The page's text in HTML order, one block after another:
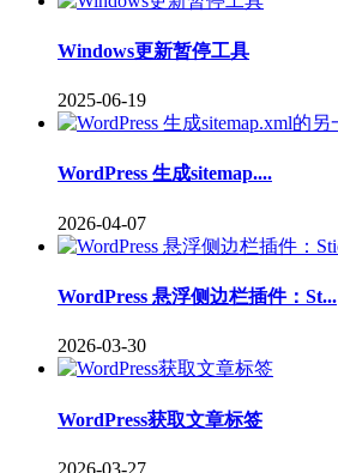
Windows更新暂停工具
2025-06-19
WordPress 生成sitemap....
2026-04-07
WordPress 悬浮侧边栏插件：St...
2026-03-30
WordPress获取文章标签
2026-03-27